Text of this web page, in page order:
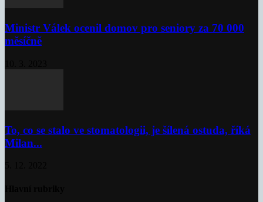
Ministr Válek ocenil domov pro seniory za 70 000
měsíčně
To, co se stalo ve stomatologii, je šílená ostuda, říká
Milan...